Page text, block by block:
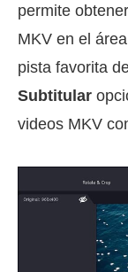
permite
MKV en el
pista favorita
Subtitular
videos MKV